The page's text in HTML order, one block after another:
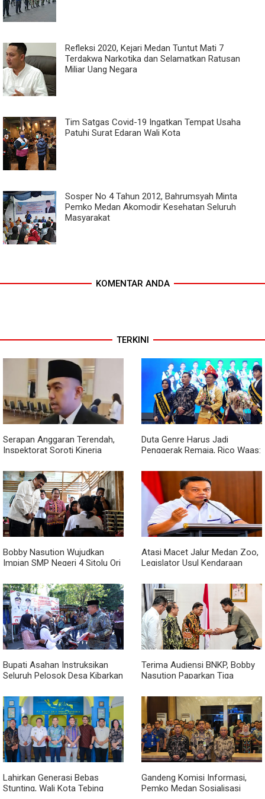
Refleksi 2020, Kejari Medan Tuntut Mati 7
Terdakwa Narkotika dan Selamatkan Ratusan
Miliar Uang Negara
Tim Satgas Covid-19 Ingatkan Tempat Usaha
Patuhi Surat Edaran Wali Kota
Sosper No 4 Tahun 2012, Bahrumsyah Minta
Pemko Medan Akomodir Kesehatan Seluruh
Masyarakat
KOMENTAR ANDA
TERKINI
Serapan Anggaran Terendah,
Inspektorat Soroti Kinerja
Duta Genre Harus Jadi
Penggerak Remaja, Rico Waas:
Acara
Bobby Nasution Wujudkan
Impian SMP Negeri 4 Sitolu Ori
Atasi Macet Jalur Medan Zoo,
Legislator Usul Kendaraan
Royal Sumatera
Bupati Asahan Instruksikan
Seluruh Pelosok Desa Kibarkan
Terima Audiensi BNKP, Bobby
Nasution Paparkan Tiga
Kepulauan Nias
Lahirkan Generasi Bebas
Stunting, Wali Kota Tebing
Gandeng Komisi Informasi,
Pemko Medan Sosialisasi